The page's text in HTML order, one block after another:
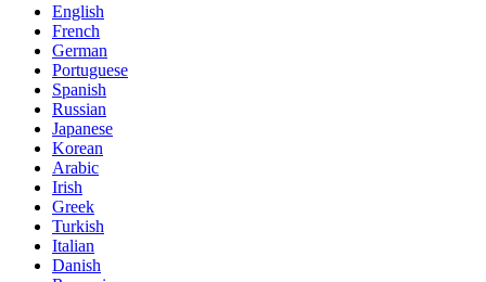
English
French
German
Portuguese
Spanish
Russian
Japanese
Korean
Arabic
Irish
Greek
Turkish
Italian
Danish